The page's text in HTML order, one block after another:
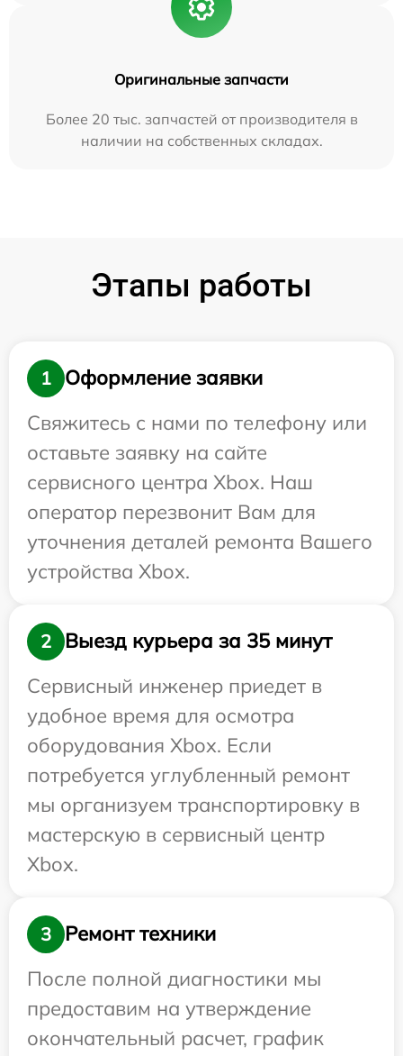
Оригинальные запчасти
Более 20 тыс. запчастей от производителя в
наличии на собственных складах.
Этапы работы
1
Оформление заявки
Свяжитесь с нами по телефону или
оставьте заявку на сайте
сервисного центра Xbox. Наш
оператор перезвонит Вам для
уточнения деталей ремонта Вашего
устройства Xbox.
2
Выезд курьера за 35 минут
Сервисный инженер приедет в
удобное время для осмотра
оборудования Xbox. Если
потребуется углубленный ремонт
мы организуем транспортировку в
мастерскую в сервисный центр
Xbox.
3
Ремонт техники
После полной диагностики мы
предоставим на утверждение
окончательный расчет, график